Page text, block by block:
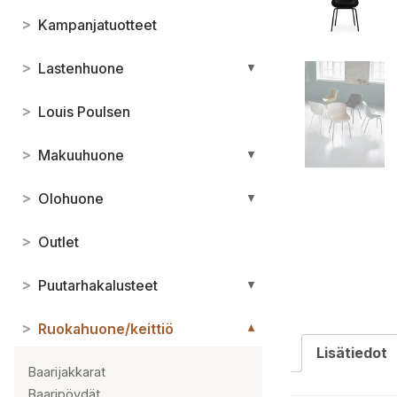
> Kampanjatuotteet
> Lastenhuone ▼
> Louis Poulsen
> Makuuhuone ▼
> Olohuone ▼
> Outlet
> Puutarhakalusteet ▼
> Ruokahuone/keittiö ▼
Baarijakkarat
Lisätiedot